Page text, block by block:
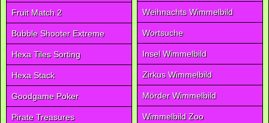
Fruit Match 2
Bubble Shooter Extreme
Hexa Tiles Sorting
Hexa Stack
Goodgame Poker
Pirate Treasures
Weihnachts Wimmelbild
Wortsuche
Insel Wimmelbild
Zirkus Wimmelbild
Mörder Wimmelbild
Wimmelbild Zoo